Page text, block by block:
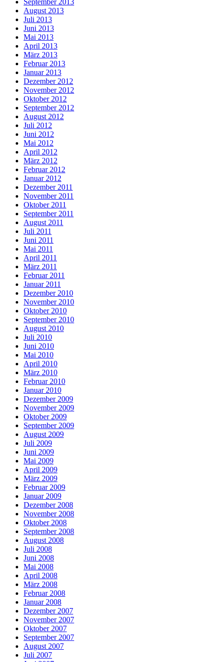
September 2013
August 2013
Juli 2013
Juni 2013
Mai 2013
April 2013
März 2013
Februar 2013
Januar 2013
Dezember 2012
November 2012
Oktober 2012
September 2012
August 2012
Juli 2012
Juni 2012
Mai 2012
April 2012
März 2012
Februar 2012
Januar 2012
Dezember 2011
November 2011
Oktober 2011
September 2011
August 2011
Juli 2011
Juni 2011
Mai 2011
April 2011
März 2011
Februar 2011
Januar 2011
Dezember 2010
November 2010
Oktober 2010
September 2010
August 2010
Juli 2010
Juni 2010
Mai 2010
April 2010
März 2010
Februar 2010
Januar 2010
Dezember 2009
November 2009
Oktober 2009
September 2009
August 2009
Juli 2009
Juni 2009
Mai 2009
April 2009
März 2009
Februar 2009
Januar 2009
Dezember 2008
November 2008
Oktober 2008
September 2008
August 2008
Juli 2008
Juni 2008
Mai 2008
April 2008
März 2008
Februar 2008
Januar 2008
Dezember 2007
November 2007
Oktober 2007
September 2007
August 2007
Juli 2007